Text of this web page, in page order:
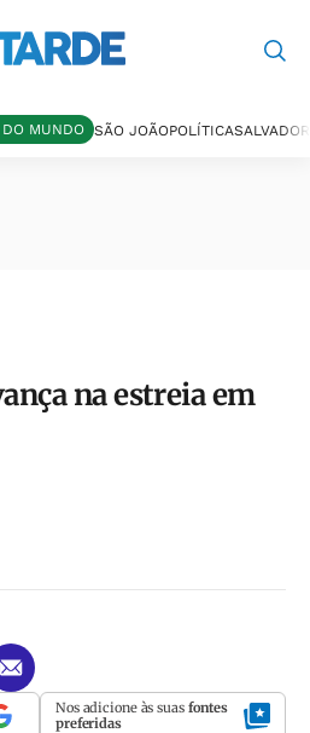
DO MUNDO SÃO JOÃOPOLÍTICASALVADOR
na estreia em
Nos adicione às suas fontes
preferidas